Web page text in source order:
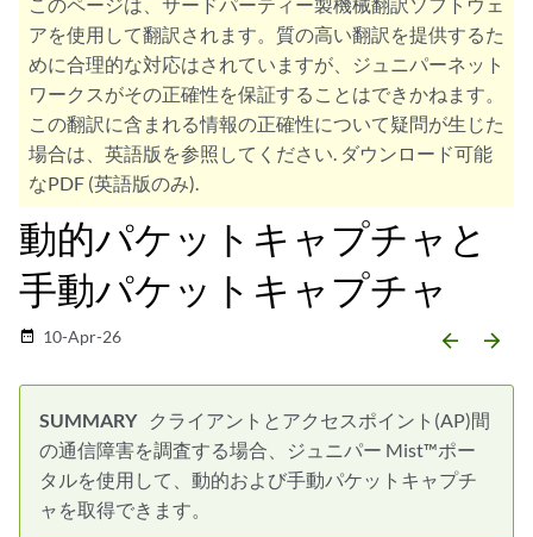
アを使用して翻訳されます。質の高い翻訳を提供するた
めに合理的な対応はされていますが、ジュニパーネット
ワークスがその正確性を保証することはできかねます。
この翻訳に含まれる情報の正確性について疑問が生じた
場合は、英語版を参照してください. ダウンロード可能
なPDF (英語版のみ).
動的パケットキャプチャと
手動パケットキャプチャ
date_range 10-Apr-26 arrow_backward arrow_forward
クライアントとアクセスポイント(AP)間
の通信障害を調査する場合、ジュニパー Mist™ポー
タルを使用して、動的および手動パケットキャプチ
ャを取得できます。